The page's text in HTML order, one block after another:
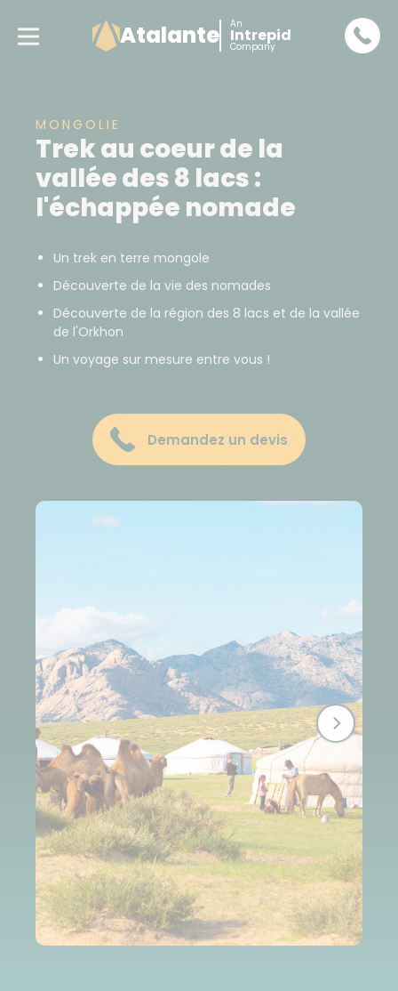
Atalante An
Intrepid
Company
MONGOLIE
Trek au coeur de la
vallée des 8 lacs :
l'échappée nomade
Un trek en terre mongole
Découverte de la vie des nomades
Découverte de la région des 8 lacs et de la vallée
de l'Orkhon
Un voyage sur mesure entre vous !
Demandez un devis